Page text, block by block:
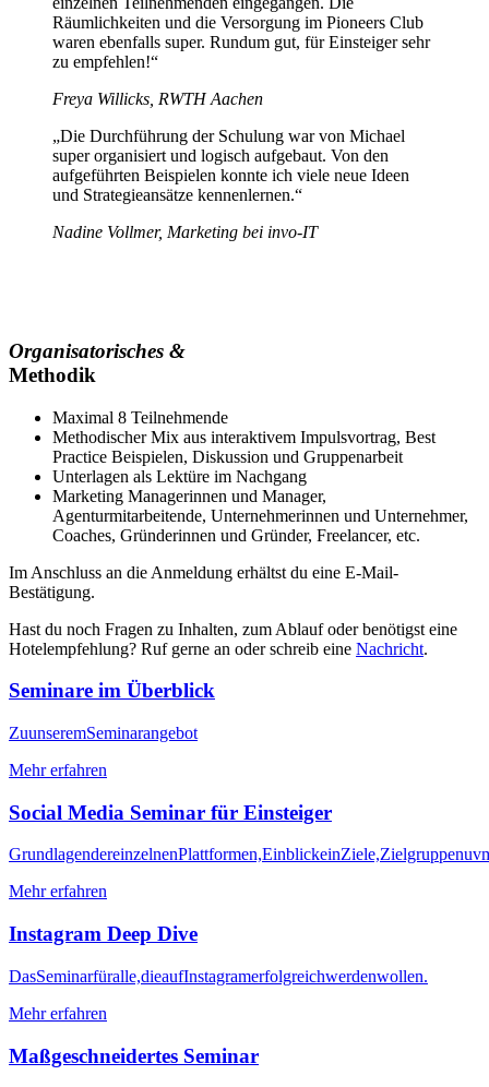
Räumlichkeiten und die Versorgung im Pioneers Club
waren ebenfalls super. Rundum gut, für Einsteiger sehr
zu empfehlen!“
Freya Willicks, RWTH Aachen
„Die Durchführung der Schulung war von Michael
super organisiert und logisch aufgebaut. Von den
aufgeführten Beispielen konnte ich viele neue Ideen
und Strategieansätze kennenlernen.“
Nadine Vollmer, Marketing bei invo-IT
Organisatorisches &
Methodik
Maximal 8 Teilnehmende
Methodischer Mix aus interaktivem Impulsvortrag, Best
Practice Beispielen, Diskussion und Gruppenarbeit
Unterlagen als Lektüre im Nachgang
Marketing Managerinnen und Manager,
Agenturmitarbeitende, Unternehmerinnen und Unternehmer,
Coaches, Gründerinnen und Gründer, Freelancer, etc.
Im Anschluss an die Anmeldung erhältst du eine E-Mail-
Bestätigung.
Hast du noch Fragen zu Inhalten, zum Ablauf oder benötigst eine
Hotelempfehlung? Ruf gerne an oder schreib eine Nachricht.
Seminare im Überblick
ZuunseremSeminarangebot
Mehr erfahren
Social Media Seminar für Einsteiger
GrundlagendereinzelnenPlattformen,EinblickeinZiele,Zielgruppen
Mehr erfahren
Instagram Deep Dive
DasSeminarfüralle,dieaufInstagramerfolgreichwerdenwollen.
Mehr erfahren
Maßgeschneidertes Seminar